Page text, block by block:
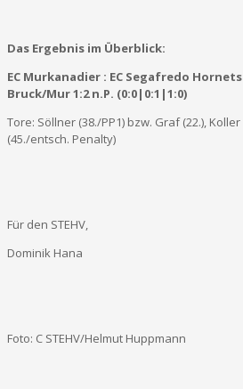
Das Ergebnis im Überblick:
EC Murkanadier : EC Segafredo Hornets
Bruck/Mur 1:2 n.P. (0:0|0:1|1:0)
Tore: Söllner (38./PP1) bzw. Graf (22.), Koller
(45./entsch. Penalty)
Für den STEHV,
Dominik Hana
Foto: C STEHV/Helmut Huppmann